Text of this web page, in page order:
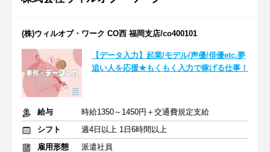
(株)ウィルオブ・ワーク CO西 福岡支店/co400101
【データ入力】起業/モデル/声優/俳優etc.夢
追い人を応援★もくもく入力で稼げる仕事！
給与
時給1350～1450円＋交通費規定支給
シフト
週4日以上 1日6時間以上
雇用形態
派遣社員